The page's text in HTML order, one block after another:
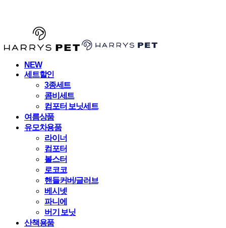
NEW
세트할인
3종세트
콤비세트
컴포터 보닛세트
여름상품
유모차용품
라이너
컴포터
볼스터
로코코
핸들커버/글러브
베시넷
파니에
버기 보닛
산책용품